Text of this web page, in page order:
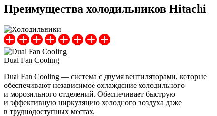
Преимущества холодильников Hitachi
Dual Fan Cooling
Dual Fan Cooling — система с двумя вентиляторами, которые
обеспечивают независимое охлаждение холодильного
и морозильного отделений. Обеспечивает быструю
и эффективную циркуляцию холодного воздуха даже
в труднодоступных местах.